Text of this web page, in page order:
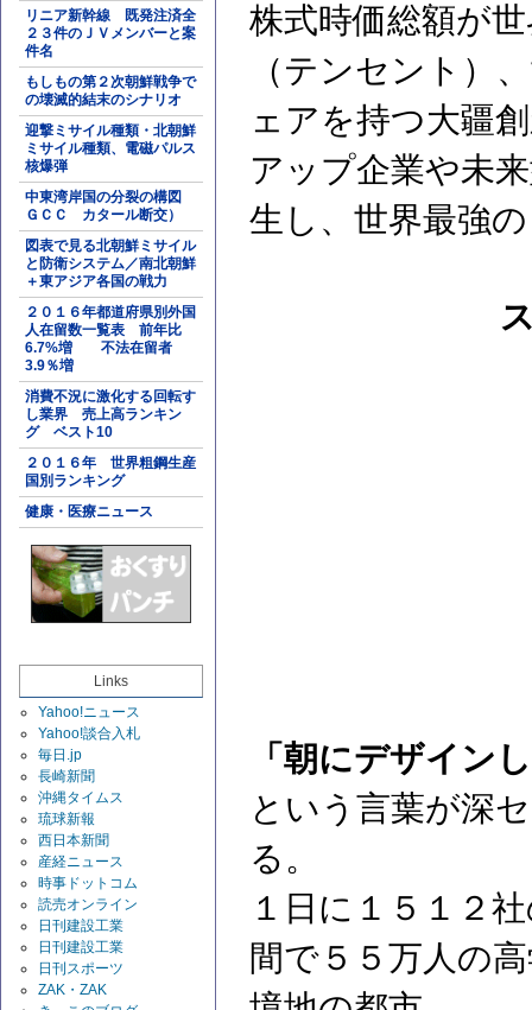
リニア新幹線 既発注済全
２３件のＪＶメンバーと案
件名
もしもの第２次朝鮮戦争で
の壊滅的結末のシナリオ
迎撃ミサイル種類・北朝鮮
ミサイル種類、電磁パルス
核爆弾
中東湾岸国の分裂の構図
ＧＣＣ カタール断交）
図表で見る北朝鮮ミサイル
と防衛システム／南北朝鮮
＋東アジア各国の戦力
２０１６年都道府県別外国
人在留数一覧表 前年比
6.7%増 不法在留者
3.9％増
消費不況に激化する回転す
し業界 売上高ランキン
グ ベスト10
２０１６年 世界粗鋼生産
国別ランキング
健康・医療ニュース
Links
Yahoo!ニュース
Yahoo!談合入札
毎日.jp
長崎新聞
沖縄タイムス
琉球新報
西日本新聞
産経ニュース
時事ドットコム
読売オンライン
日刊建設工業
日刊建設工業
日刊スポーツ
ZAK・ZAK
株式時価総額が
（テンセント）
ェアを持つ大疆
アップ企業や未
生し、世界最強
「朝にデザイン
という言葉が深
る。
１日に１５１２
間で５５万人の